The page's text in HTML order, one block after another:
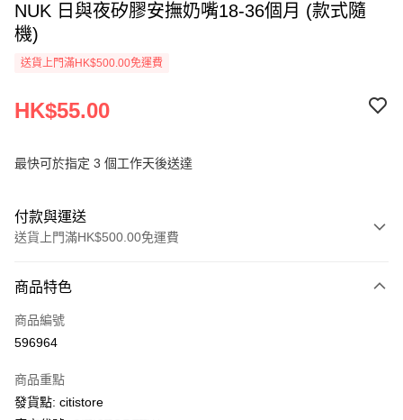
NUK 日與夜矽膠安撫奶嘴18-36個月 (款式隨
機)
送貨上門滿HK$500.00免運費
HK$55.00
最快可於指定 3 個工作天後送達
付款與運送
送貨上門滿HK$500.00免運費
信用卡
AlipayHK
WeChat Pay
商品特色
商品編號
596964
商品重點
發貨點: citistore